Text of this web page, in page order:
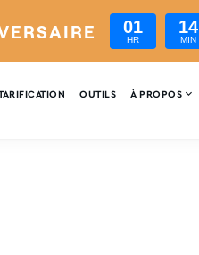
01
HR
14
MIN
OUTILS À PROPOS 